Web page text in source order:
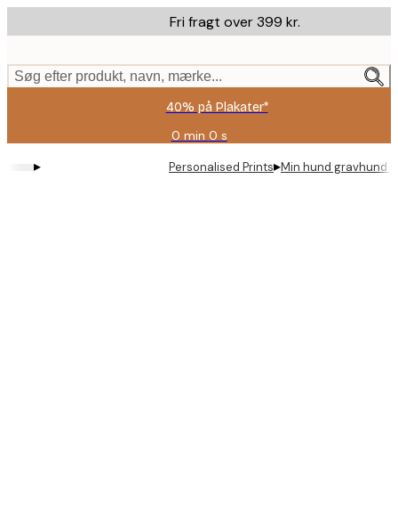
to
content.
Fri fragt over 399 kr.
Søg efter produkt, navn, mærke...
40% på Plakater*
0 min 0 s
Gyldig
indtil:
2026-
▸ Personalised Prints▸Min hund gravhund